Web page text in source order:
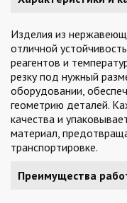
Изделия из
отличной
реагентов и
резку под нужный
оборудовании,
геометрию деталей.
качества и
материал,
транспортировке.
Преимущества